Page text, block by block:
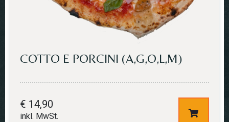
COTTO E PORCINI (A,G,O,L,M)
€ 14,90
inkl. MwSt.